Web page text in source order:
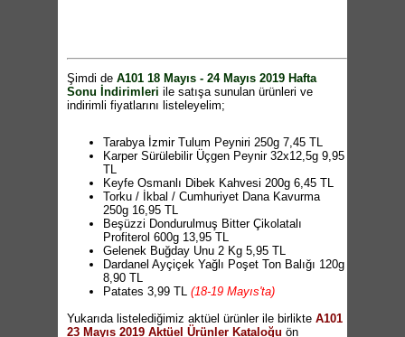
Işıklı Paten 69,95 TL
Dizlik-Dirseklik Koruyucu Set 9,95 TL
Gold Baby Çift Yönlü Bebek Arabası 249,95
TL
16 Jant Bisiklet 249,95 TL
Fisher-Price Mama Sandalyesi 269,95 TL
Lisanslı Bebek Ayakkabısı 11,95 TL
Oyuncak Lisanslı Metal Araçlar 5,95 TL
Kitap Çeşitleri 4,95 TL
8 Raflı Çok Amaçlı Dolap 209,95 TL
Cam Tabak Çeşitleri 2,50 TL
No-frost Saklama Kabı 5,95 TL
Erzak Kabı 7,50 TL
Orta Boy Güveç Tenceresi 14,95 TL
Güveç Seti 6'lı 8,50 TL
Metal Saplı Silikon Servis Gereçleri 9,95 TL
Silikon Maşa 9,95 TL
Silikon Servis Gereçleri 4,95 TL
Silikon Tepsi Tutacağı 6,50 TL
Silikon Eldiven 8,50 TL
Şimdi de A101 18 Mayıs - 24 Mayıs 2019 Hafta
Sonu İndirimleri ile satışa sunulan ürünleri ve
indirimli fiyatlarını listeleyelim;
Tarabya İzmir Tulum Peyniri 250g 7,45 TL
Karper Sürülebilir Üçgen Peynir 32x12,5g 9,95
TL
Keyfe Osmanlı Dibek Kahvesi 200g 6,45 TL
Torku / İkbal / Cumhuriyet Dana Kavurma
250g 16,95 TL
Beşüzzi Dondurulmuş Bitter Çikolatalı
Profiterol 600g 13,95 TL
Gelenek Buğday Unu 2 Kg 5,95 TL
Dardanel Ayçiçek Yağlı Poşet Ton Balığı 120g
8,90 TL
Patates 3,99 TL (18-19 Mayıs'ta)
Silk&Blue Bayan Desenli Slip 3'lü 7,95 TL
Kotex Ultra Hijyenik Ped Çeşitleri 7,75 TL
Yukarıda listelediğimiz aktüel ürünler ile birlikte A101
23 Mayıs 2019 Aktüel Ürünler Kataloğu ön